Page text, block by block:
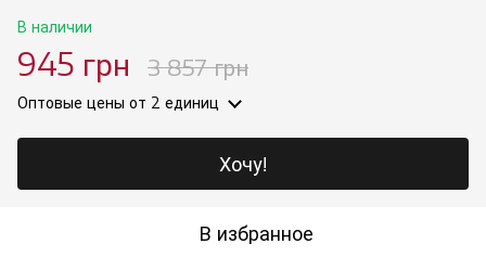
В наличии
945 грн 3 857 грн
Оптовые цены от 2 единиц
Хочу!
В избранное